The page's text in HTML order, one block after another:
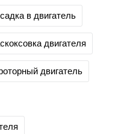
в двигатель
двигателя
двигатель